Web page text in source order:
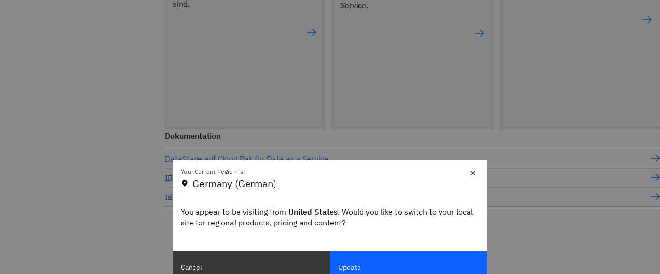
sind.
Service.
Dokumentation
DataStage auf Cloud Pak for Data as a Service
IBM DataStage® for IBM Cloud Pak for Data (On-Premises oder in einer beliebigen Cloud)
IBM DataStage On-Premises
×
Your Current Region is:
Germany (German)
You appear to be visiting from United States. Would you like to switch to your local
site for regional products, pricing and content?
Cancel Update